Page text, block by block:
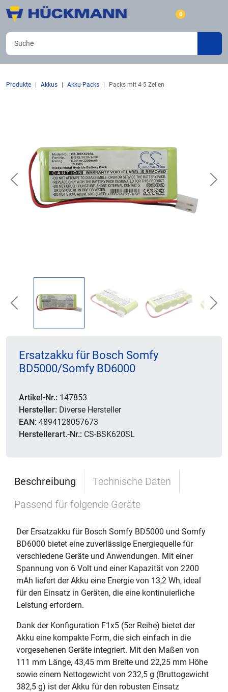
0
Produkte Akkus Akku-Packs Packs mit 4-5 Zellen
Previous
Previous
Ersatzakku für Bosch Somfy
BD5000/Somfy BD6000
Artikel-Nr.: 147853
Hersteller: Diverse Hersteller
EAN: 4894128057673
Herstellerart.-Nr.: CS-BSK620SL
Beschreibung
Technische Daten
Passend für folgende Geräte
Der Ersatzakku für Bosch Somfy BD5000 und Somfy
BD6000 bietet eine zuverlässige Energiequelle für
verschiedene Geräte und Anwendungen. Mit einer
Spannung von 6 Volt und einer Kapazität von 2200
mAh liefert der Akku eine Energie von 13,2 Wh, ideal
für den Einsatz in Geräten, die eine kontinuierliche
Leistung erfordern.
Dank der Konfiguration F1x5 (5er Reihe) bietet der
Akku eine kompakte Form, die sich einfach in die
vorgesehenen Geräte integriert. Mit den Maßen von
111 mm Länge, 43,45 mm Breite und 22,25 mm Höhe
sowie einem Nettogewicht von 232,5 g (Bruttogewicht
382,5 g) ist der Akku für den robusten Einsatz